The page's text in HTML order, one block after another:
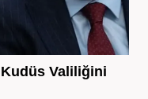
Valiliğini